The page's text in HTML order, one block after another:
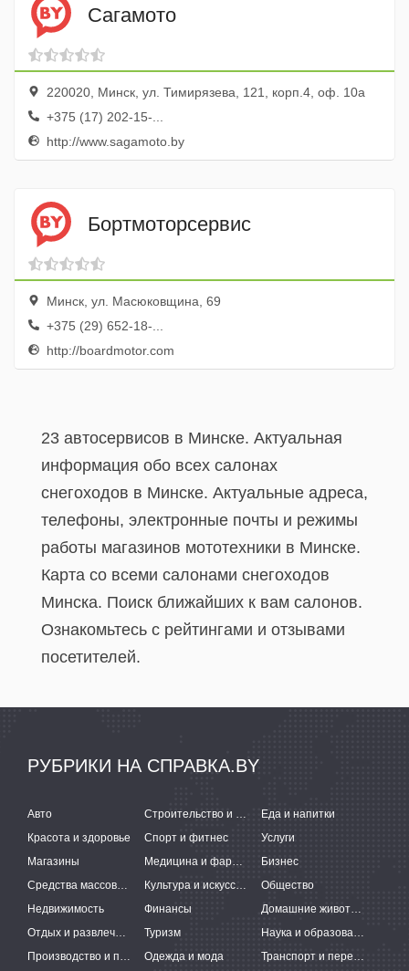
Сагамото
220020, Минск, ул. Тимирязева, 121, корп.4, оф. 10а
+375 (17) 202-15-...
http://www.sagamoto.by
Бортмоторсервис
Минск, ул. Масюковщина, 69
+375 (29) 652-18-...
http://boardmotor.com
23 автосервисов в Минске. Актуальная
информация обо всех салонах
снегоходов в Минске. Актуальные адреса,
телефоны, электронные почты и режимы
работы магазинов мототехники в Минске.
Карта со всеми салонами снегоходов
Минска. Поиск ближайших к вам салонов.
Ознакомьтесь с рейтингами и отзывами
посетителей.
РУБРИКИ НА СПРАВКА.BY
Авто Строительство и ремонт
Еда и напитки
Красота и здоровье
Спорт и фитнес
Услуги
Магазины
Медицина и фармацевтика
Бизнес
Средства массовой информации
Культура и искусство
Общество
Недвижимость
Финансы
Домашние животные
Отдых и развлечения
Туризм
Наука и образование
Производство и поставки
Одежда и мода Транспорт и перевозки